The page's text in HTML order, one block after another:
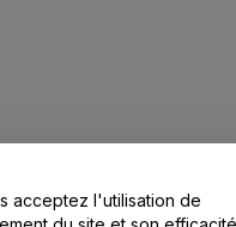
contacter
acceptez l'utilisation de